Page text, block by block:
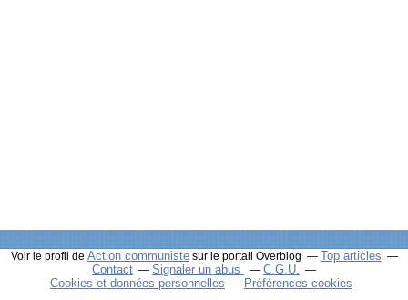
Voir le profil de Action communistesur le portail Overblog
Top articles
Contact
Signaler un abus
C.G.U.
Cookies et données personnelles
Préférences cookies